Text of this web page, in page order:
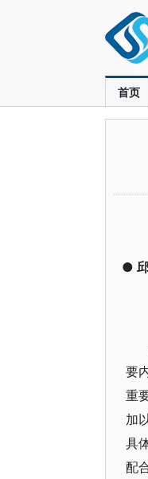
首页
●
要
重
加
具
配